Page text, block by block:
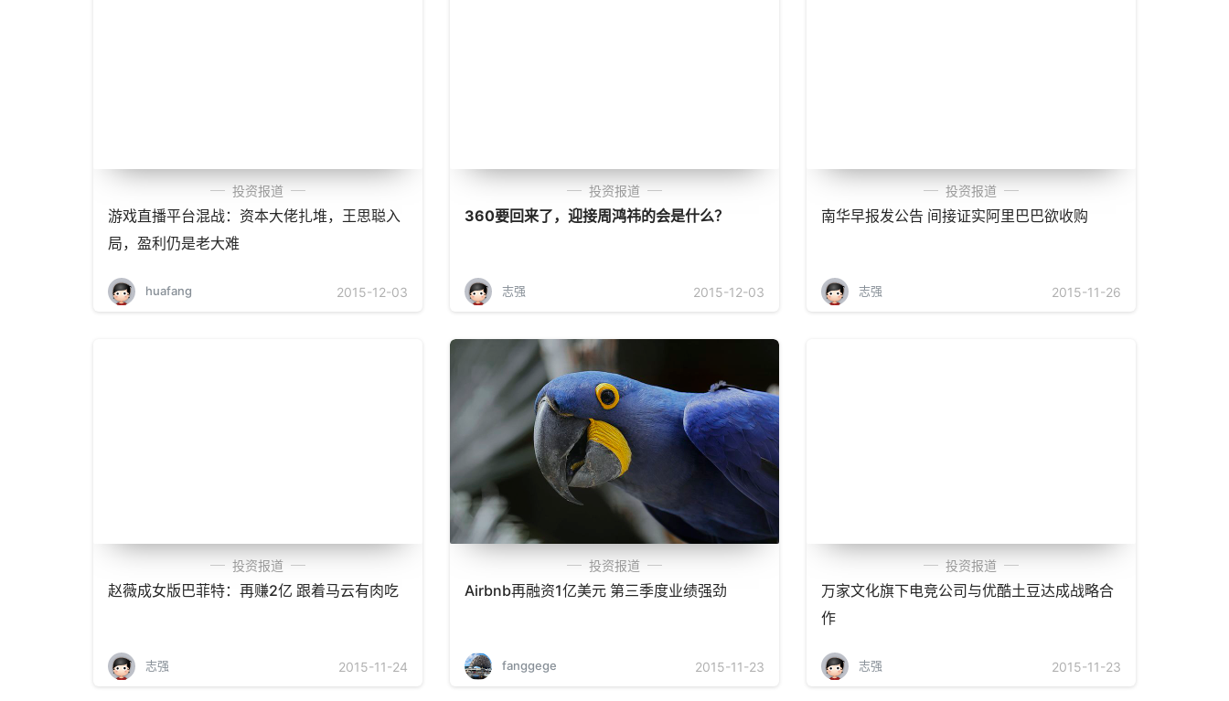
投资报道
游戏直播平台混战：资本大佬扎堆，王思聪入
局，盈利仍是老大难
huafang 2015-12-03
投资报道
360要回来了，迎接周鸿祎的会是什么？
志强 2015-12-03
投资报道
南华早报发公告 间接证实阿里巴巴欲收购
志强 2015-11-26
投资报道
赵薇成女版巴菲特：再赚2亿 跟着马云有肉吃
志强 2015-11-24
投资报道
Airbnb再融资1亿美元 第三季度业绩强劲
fanggege 2015-11-23
投资报道
万家文化旗下电竞公司与优酷土豆达成战略合
作
志强 2015-11-23